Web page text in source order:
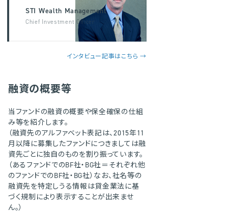
STI Wealth Management
Chief Investment Officer
インタビュー記事はこちら →
融資の概要等
当ファンドの融資の概要や保全確保の仕組
み等を紹介します。
（融資先のアルファベット表記は、2015年11
月以降に募集したファンドにつきましては融
資先ごとに独自のものを割り振っています。
（あるファンドでのBF社・BG社＝それぞれ他
のファンドでのBF社・BG社）なお、社名等の
融資先を特定しうる情報は貸金業法に基
づく規制により表示することが出来ませ
ん。）